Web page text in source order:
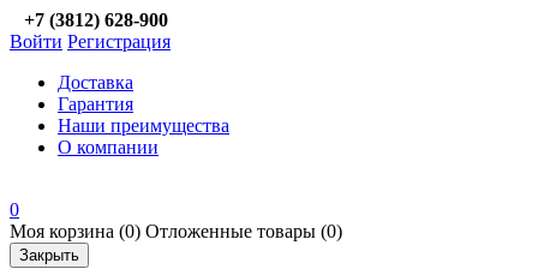
+7 (3812) 628-900
Войти Регистрация
Доставка
Гарантия
Наши преимущества
О компании
0
Моя корзина (0) Отложенные товары (0)
Закрыть